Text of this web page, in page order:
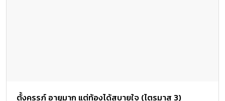
ตั้งครรภ์ อายุมาก แต่ท้องได้สบายใจ (ไตรมาส 3)